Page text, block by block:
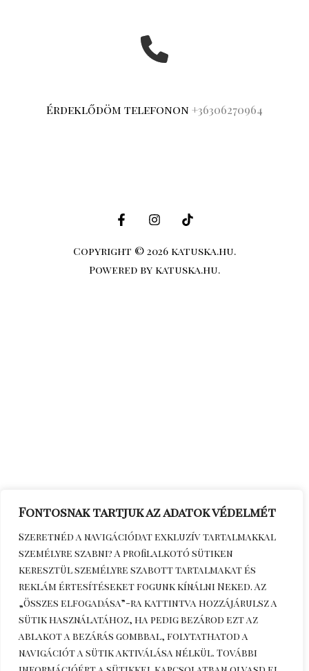
Fontosnak tartjuk az adatok védelmét
Szeretnéd a navigációdat exkluzív tartalmakkal
személyre szabni? A profilalkotó sütiken
keresztül személyre szabott tartalmakat és
reklám értesítéseket fogunk kínálni Neked. Az
„Összes elfogadása”-ra kattintva hozzájárulsz a
sütik használatához, ha pedig bezárod ezt az
ablakot a bezárás gombbal, folytathatod a
navigációt a sütik aktiválása nélkül. További
Érdeklődöm telefonon +36306270964
Copyright © 2026 katuska.hu.
Powered by katuska.hu.